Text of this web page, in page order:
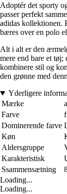
Adoptér det sporty
passer perfekt
adidas kollektionen.
bæres over en polo
Alt i alt er den
mere end bare et
kombinere stil og
den grønne med
Yderligere
Mærke
Farve
Dominerende farve
Køn
Aldersgruppe
Karakteristisk
Ssammensætning
Loading...
Loading...